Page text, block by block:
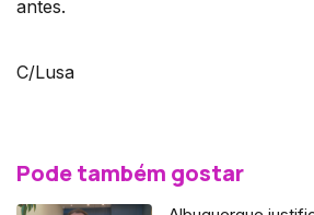
antes.
C/Lusa
Pode também gostar